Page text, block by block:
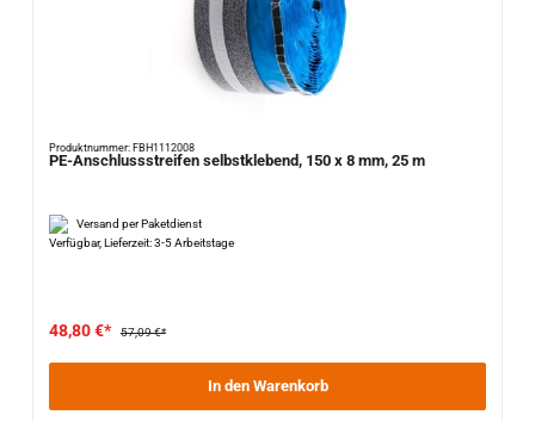
Produktnummer: FBH1112008
PE-Anschlussstreifen selbstklebend, 150 x 8 mm, 25 m
Versand per Paketdienst
Verfügbar, Lieferzeit: 3-5 Arbeitstage
48,80 €* 57,09 €*
In den Warenkorb